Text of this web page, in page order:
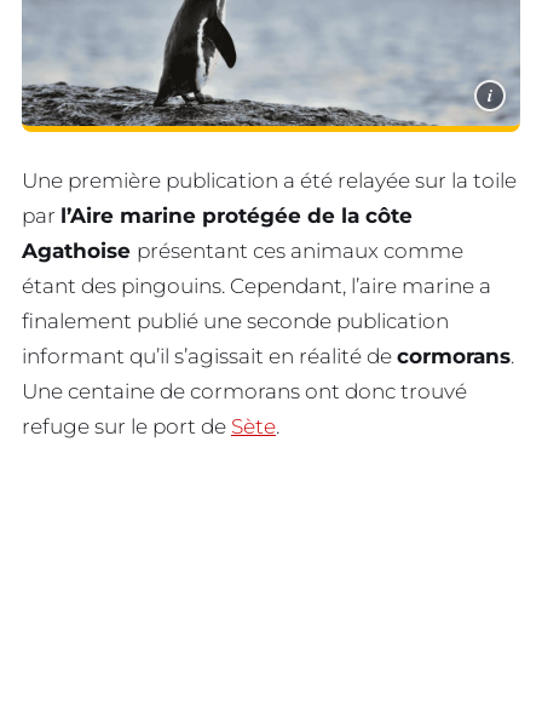
i
Une première publication a été relayée sur la toile
par l’Aire marine protégée de la côte
Agathoise présentant ces animaux comme
étant des pingouins. Cependant, l’aire marine a
finalement publié une seconde publication
informant qu’il s’agissait en réalité de cormorans.
Une centaine de cormorans ont donc trouvé
refuge sur le port de Sète.